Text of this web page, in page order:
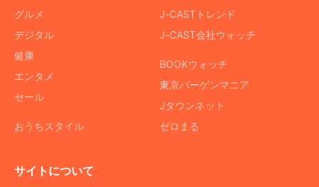
グルメ
デジタル
健康
エンタメ
セール
おうちスタイル
J-CASTトレンド
J-CAST会社ウォッチ
BOOKウォッチ
東京バーゲンマニア
Jタウンネット
ゼロまる
サイトについて